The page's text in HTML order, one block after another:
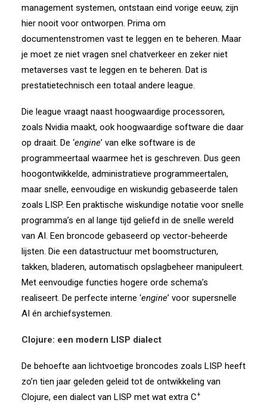
management systemen, ontstaan eind vorige eeuw, zijn
hier nooit voor ontworpen. Prima om
documentenstromen vast te leggen en te beheren. Maar
je moet ze niet vragen snel chatverkeer en zeker niet
metaverses vast te leggen en te beheren. Dat is
prestatietechnisch een totaal andere league.
Die league vraagt naast hoogwaardige processoren,
zoals Nvidia maakt, ook hoogwaardige software die daar
op draait. De ‘engine’ van elke software is de
programmeertaal waarmee het is geschreven. Dus geen
hoogontwikkelde, administratieve programmeertalen,
maar snelle, eenvoudige en wiskundig gebaseerde talen
zoals LISP. Een praktische wiskundige notatie voor snelle
programma’s en al lange tijd geliefd in de snelle wereld
van AI. Een broncode gebaseerd op vector-beheerde
lijsten. Die een datastructuur met boomstructuren,
takken, bladeren, automatisch opslagbeheer manipuleert.
Met eenvoudige functies hogere orde schema’s
realiseert. De perfecte interne ‘engine’ voor supersnelle
AI én archiefsystemen.
Clojure: een modern LISP dialect
De behoefte aan lichtvoetige broncodes zoals LISP heeft
zo’n tien jaar geleden geleid tot de ontwikkeling van
Clojure, een dialect van LISP met wat extra C+